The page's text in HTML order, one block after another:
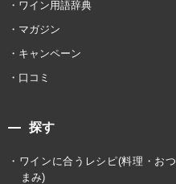
ワイン用語辞典
マガジン
キャンペーン
口コミ
探す
ワインに合うレシピ(料理・おつ
まみ)